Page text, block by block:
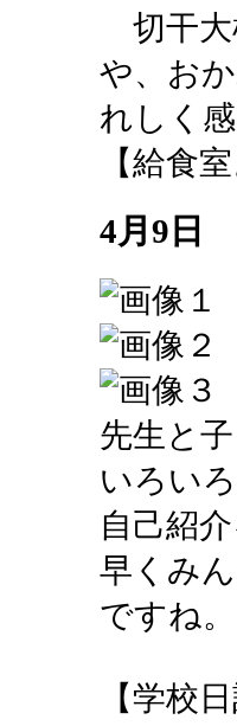
切干大
や、お
れしく
【給食
4月9日
先生と
いろい
自己紹
早くみ
ですね。
【学校